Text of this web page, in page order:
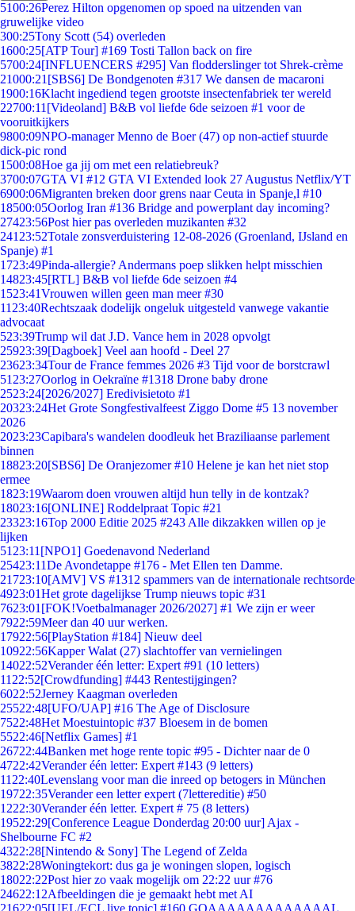
5100:26Perez Hilton opgenomen op spoed na uitzenden van
gruwelijke video
300:25Tony Scott (54) overleden
1600:25[ATP Tour] #169 Tosti Tallon back on fire
5700:24[INFLUENCERS #295] Van flodderslinger tot Shrek-crème
21000:21 [SBS6] De Bondgenoten #317 We dansen de macaroni
1900:16Klacht ingediend tegen grootste insectenfabriek ter wereld
22700:11 [Videoland] B&B vol liefde 6de seizoen #1 voor de
vooruitkijkers
9800:09NPO-manager Menno de Boer (47) op non-actief stuurde
dick-pic rond
1500:08Hoe ga jij om met een relatiebreuk?
3700:07GTA VI #12 GTA VI Extended look 27 Augustus Netflix/YT
6900:06Migranten breken door grens naar Ceuta in Spanje,l #10
18500:05Oorlog Iran #136 Bridge and powerplant day incoming?
27423:56Post hier pas overleden muzikanten #32
241 23:52Totale zonsverduistering 12-08-2026 (Groenland, IJsland en
Spanje) #1
1723:49Pinda-allergie? Andermans poep slikken helpt misschien
14823:45[RTL] B&B vol liefde 6de seizoen #4
1523:41Vrouwen willen geen man meer #30
11 23:40Rechtszaak dodelijk ongeluk uitgesteld vanwege vakantie
advocaat
523:39Trump wil dat J.D. Vance hem in 2028 opvolgt
25923:39[Dagboek] Veel aan hoofd - Deel 27
23623:34Tour de France femmes 2026 #3 Tijd voor de borstcrawl
51 23:27Oorlog in Oekraïne #1318 Drone baby drone
2523:24[2026/2027] Eredivisietoto #1
20323:24Het Grote Songfestivalfeest Ziggo Dome #5 13 november
2026
2023:23Capibara's wandelen doodleuk het Braziliaanse parlement
binnen
18823:20[SBS6] De Oranjezomer #10 Helene je kan het niet stop
ermee
1823:19Waarom doen vrouwen altijd hun telly in de kontzak?
18023:16[ONLINE] Roddelpraat Topic #21
23323:16Top 2000 Editie 2025 #243 Alle dikzakken willen op je
lijken
51 23:11 [NPO1] Goedenavond Nederland
25423:11De Avondetappe #176 - Met Ellen ten Damme.
21723:10[AMV] VS #1312 spammers van de internationale rechtsorde
4923:01Het grote dagelijkse Trump nieuws topic #31
7623:01 [FOK!Voetbalmanager 2026/2027] #1 We zijn er weer
7922:59Meer dan 40 uur werken.
17922:56[PlayStation #184] Nieuw deel
10922:56Kapper Walat (27) slachtoffer van vernielingen
14022:52Verander één letter: Expert #91 (10 letters)
11 22:52[Crowdfunding] #443 Rentestijgingen?
6022:52Jerney Kaagman overleden
25522:48[UFO/UAP] #16 The Age of Disclosure
7522:48Het Moestuintopic #37 Bloesem in de bomen
5522:46[Netflix Games] #1
26722:44Banken met hoge rente topic #95 - Dichter naar de 0
4722:42Verander één letter: Expert #143 (9 letters)
11 22:40Levenslang voor man die inreed op betogers in München
19722:35Verander een letter expert (7lettereditie) #50
1222:30Verander één letter. Expert # 75 (8 letters)
19522:29[Conference League Donderdag 20:00 uur] Ajax -
Shelbourne FC #2
4322:28[Nintendo & Sony] The Legend of Zelda
3822:28Woningtekort: dus ga je woningen slopen, logisch
18022:22Post hier zo vaak mogelijk om 22:22 uur #76
24622:12Afbeeldingen die je gemaakt hebt met AI
21622:05[UEL/ECL live topic] #160 GOAAAAAAAAAAAAAL